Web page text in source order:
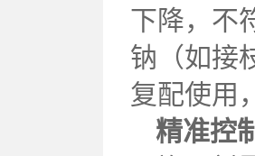
下降，不
钠（如接
复配使用
精准控